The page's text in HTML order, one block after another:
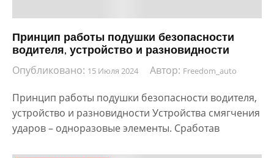
Принцип работы подушки безопасности
водителя, устройство и разновидности
Опубликовано: 15 Июля 2024 Автор: Freedom_auto
Принцип работы подушки безопасности водителя,
устройство и разновидности Устройства смягчения
ударов – одноразовые элементы. Сработав